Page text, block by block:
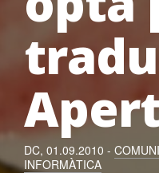
DC, 01.09.2010 -
INFORMÀTICA